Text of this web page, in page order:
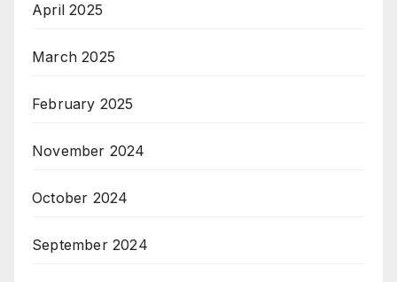
April 2025
March 2025
February 2025
November 2024
October 2024
September 2024